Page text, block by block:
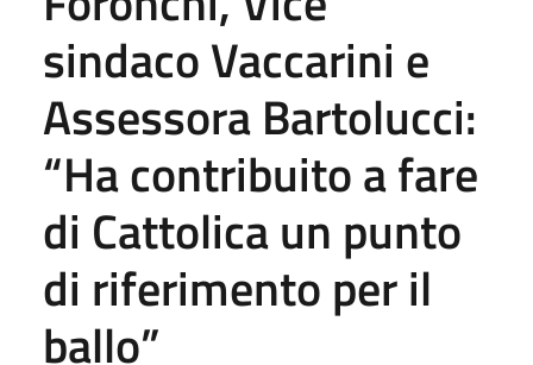
sindaco Vaccarini e
Assessora Bartolucci:
“Ha contribuito a fare
di Cattolica un punto
di riferimento per il
ballo”